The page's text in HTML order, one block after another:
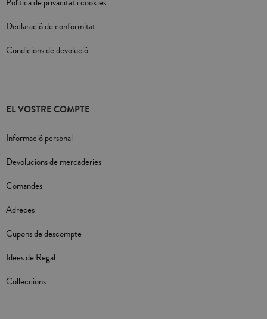
Política de privacitat i cookies
Declaració de conformitat
Condicions de devolució
EL VOSTRE COMPTE
Informació personal
Devolucions de mercaderies
Comandes
Adreces
Cupons de descompte
Idees de Regal
Colleccions